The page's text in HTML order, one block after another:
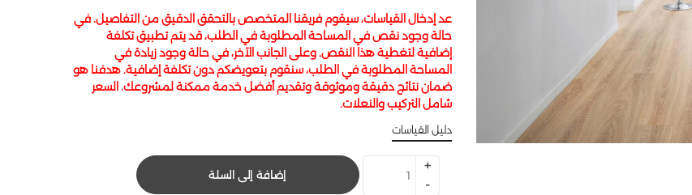
عد إدخال القياسات، سيقوم فريقنا المتخصص بالتحقق الدقيق من التفاصيل. في
حالة وجود نقص في المساحة المطلوبة في الطلب، قد يتم تطبيق تكلفة
إضافية لتغطية هذا النقص. وعلى الجانب الآخر، في حالة وجود زيادة في
المساحة المطلوبة في الطلب، سنقوم بتعويضكم دون تكلفة إضافية. هدفنا هو
ضمان نتائج دقيقة وموثوقة وتقديم أفضل خدمة ممكنة لمشروعك. السعر
شامل التركيب والنعلات.
دليل القياسات
إضافة إلى السلة